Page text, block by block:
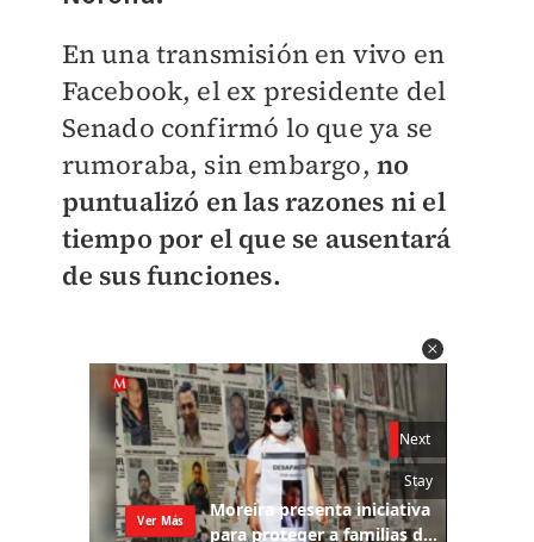
En una transmisión en vivo en
Facebook, el ex presidente del
Senado confirmó lo que ya se
rumoraba, sin embargo,no
puntualizó en las razones ni el
tiempo por el que se ausentará
de sus funciones.